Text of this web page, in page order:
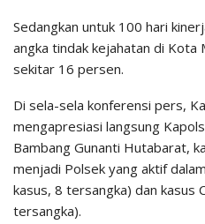
Sedangkan untuk 100 hari
angka tindak kejahatan di Kota
sekitar 16 persen.
Di sela-sela konferensi pers,
mengapresiasi langsung
Bambang Gunanti Hutabarat,
menjadi Polsek yang aktif
kasus, 8 tersangka) dan kasus
tersangka).